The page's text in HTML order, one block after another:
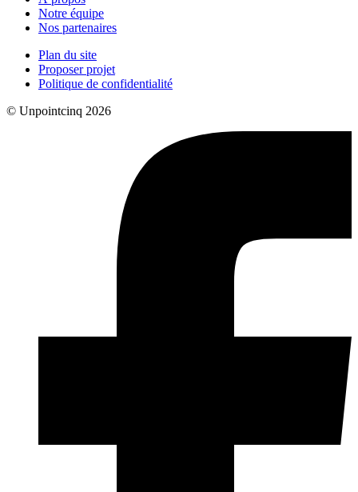
Notre équipe
Nos partenaires
Plan du site
Proposer projet
Politique de confidentialité
© Unpointcinq 2026